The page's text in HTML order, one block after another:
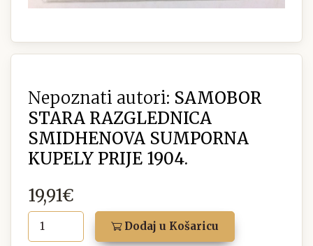
Nepoznati autori: SAMOBOR
STARA RAZGLEDNICA
SMIDHENOVA SUMPORNA
KUPELY PRIJE 1904.
19,91€
Dodaj u Košaricu